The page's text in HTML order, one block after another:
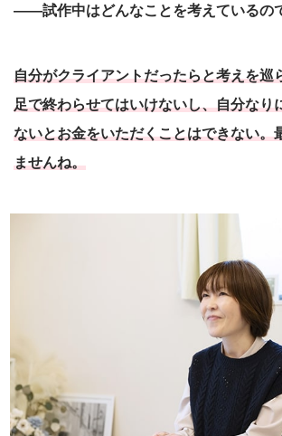
――試作中はどんなことを考えているの
自分がクライアントだったらと考えを巡
足で終わらせてはいけないし、自分なり
ないとお金をいただくことはできない。
ませんね。